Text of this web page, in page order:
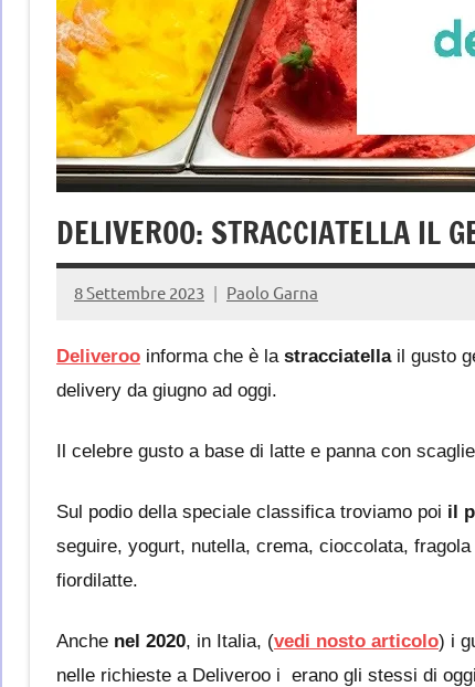
DELIVEROO: STRACCIATELLA IL
8 Settembre 2023 Paolo Garna
Deliveroo informa che è la stracciatellail gusto
delivery da giugno ad oggi.
Il celebre gusto a base di latte e panna con
Sul podio della speciale classifica troviamo poi il
seguire, yogurt, nutella, crema, cioccolata,
fiordilatte.
Anche nel 2020, in Italia, (vedi nosto articolo) i
nelle richieste a Deliveroo i erano gli stessi di